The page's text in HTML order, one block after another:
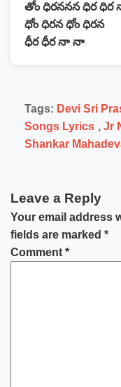
తోం ధిరననన ధిర ధిర
ధోం ధిరన ధోం ధిరన
ధీర ధీర నా నా
Tags: Devi Sri
Songs Lyrics , Jr
Shankar
Leave a Reply
Your email address
fields are marked *
Comment *